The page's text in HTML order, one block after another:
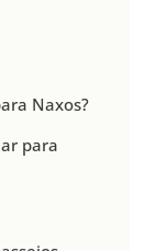
Naxos?
para